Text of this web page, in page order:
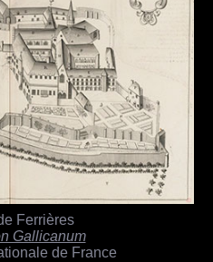
Ferrières
Gallicanum
de France